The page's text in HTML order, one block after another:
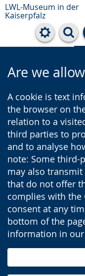
LWL-Museum in der
Kaiserpfalz
Are we
A cookie is text
the browser on
relation to a
third parties to
and to analyse
note: Some third-
may also
that do not offer
complies with the
consent at any
bottom of the
information in our